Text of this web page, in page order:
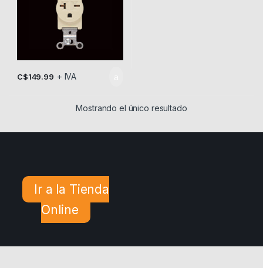
C$149.99 + IVA
Mostrando el único resultado
Ir a la Tienda
Online